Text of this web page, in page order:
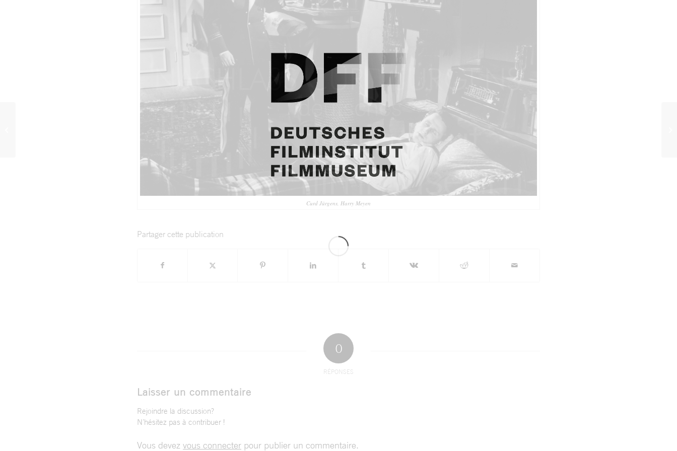
Curd Jürgens, Harry Meyen
Partager cette publication
0
RÉPONSES
Laisser un commentaire
Rejoindre la discussion?
N’hésitez pas à contribuer !
Vous devez vous connecter pour publier un commentaire.